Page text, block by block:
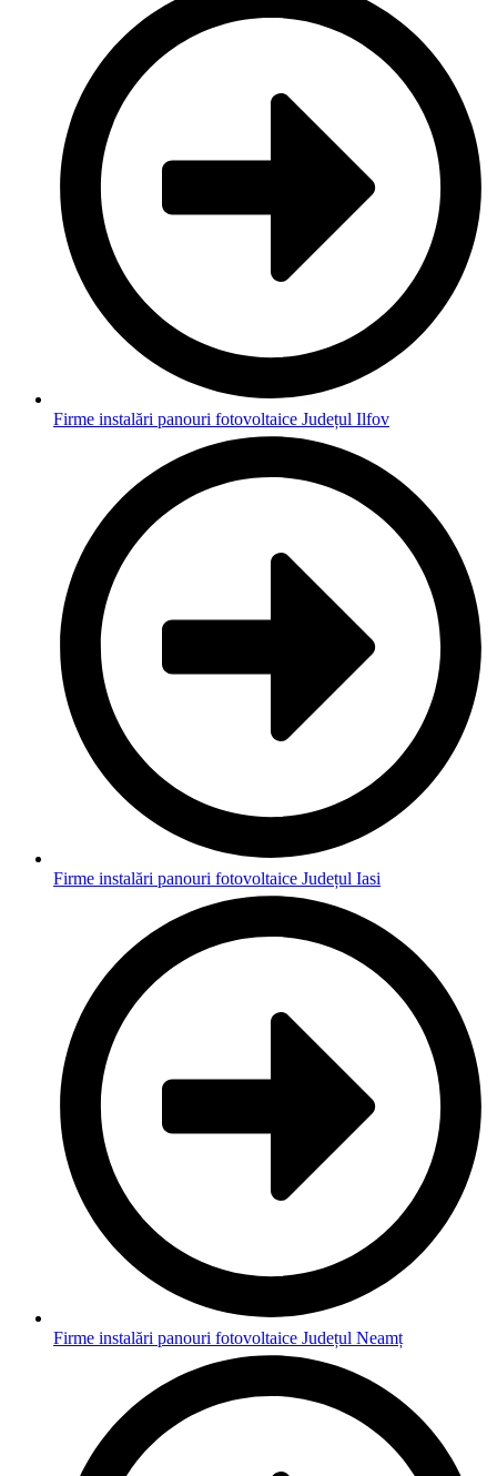
Firme instalări panouri fotovoltaice Județul Ilfov
Firme instalări panouri fotovoltaice Județul Iasi
Firme instalări panouri fotovoltaice Județul Neamț